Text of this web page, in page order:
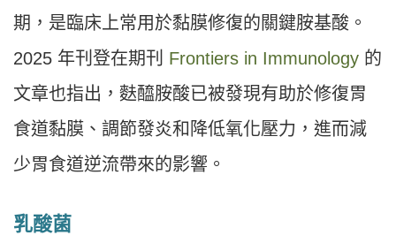
期，是臨床上常用於黏膜修復的關鍵胺基酸。
2025 年刊登在期刊 Frontiers in Immunology 的
文章也指出，麩醯胺酸已被發現有助於修復胃
食道黏膜、調節發炎和降低氧化壓力，進而減
少胃食道逆流帶來的影響。
乳酸菌